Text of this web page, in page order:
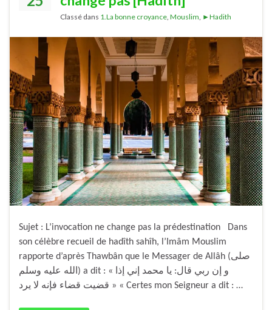
Classé dans 1.La bonne croyance, Mouslim, ►Hadith
Sujet : L’invocation ne change pas la prédestination Dans
son célèbre recueil de hadîth sahîh, l’Imâm Mouslim
rapporte d’après Thawbân que le Messager de Allâh (صلى
الله عليه وسلم) a dit : « و إن ربي قال: يا محمد إني إذا
قضيت قضاء فإنه لا يرد » « Certes mon Seigneur a dit : …